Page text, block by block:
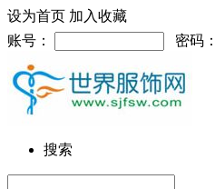
设为首页 加入收藏
账号：
密码：
搜索